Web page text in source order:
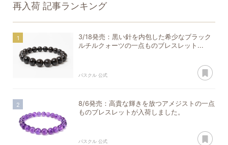
再入荷 記事ランキング
3/18発売：黒い針を内包した希少なブラック
ルチルクォーツの一点ものブレスレット...
パスクル 公式
8/6発売：高貴な輝きを放つアメジストの一点
ものブレスレットが入荷しました。
パスクル 公式